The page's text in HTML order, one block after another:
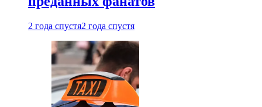
2 года спустя2 года спустя